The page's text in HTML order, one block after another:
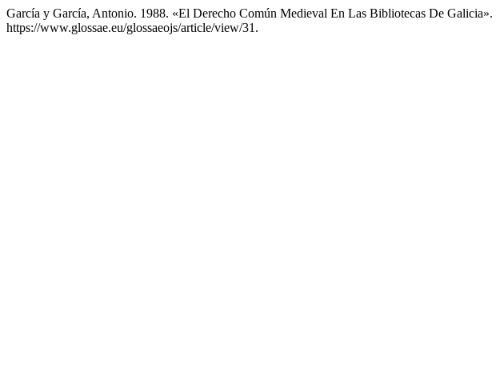
García y García, Antonio. 1988. «El Derecho Común Medieval En Las Bibliotecas De Galicia».
https://www.glossae.eu/glossaeojs/article/view/31.